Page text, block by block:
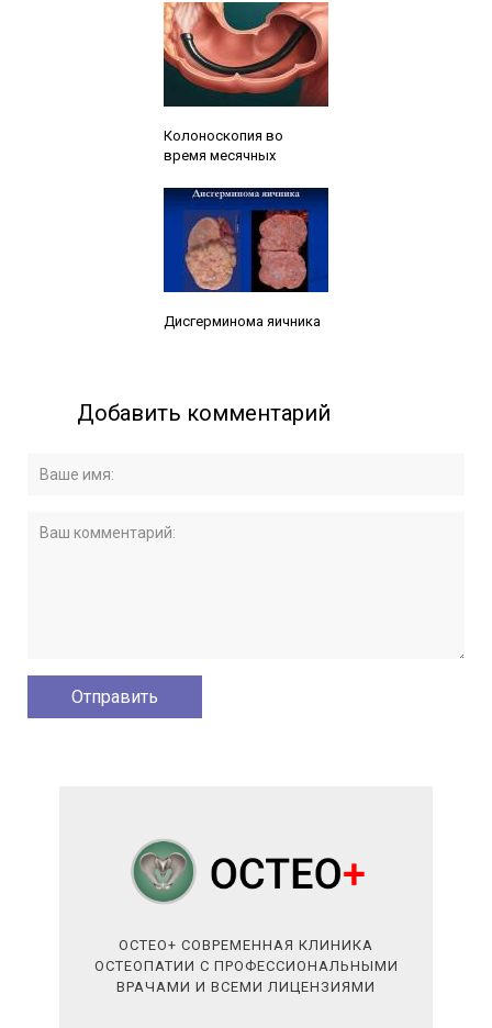
Колоноскопия во
время месячных
Дисгерминома яичника
Добавить комментарий
ОСТЕО+ СОВРЕМЕННАЯ КЛИНИКА
ОСТЕОПАТИИ С ПРОФЕССИОНАЛЬНЫМИ
ВРАЧАМИ И ВСЕМИ ЛИЦЕНЗИЯМИ